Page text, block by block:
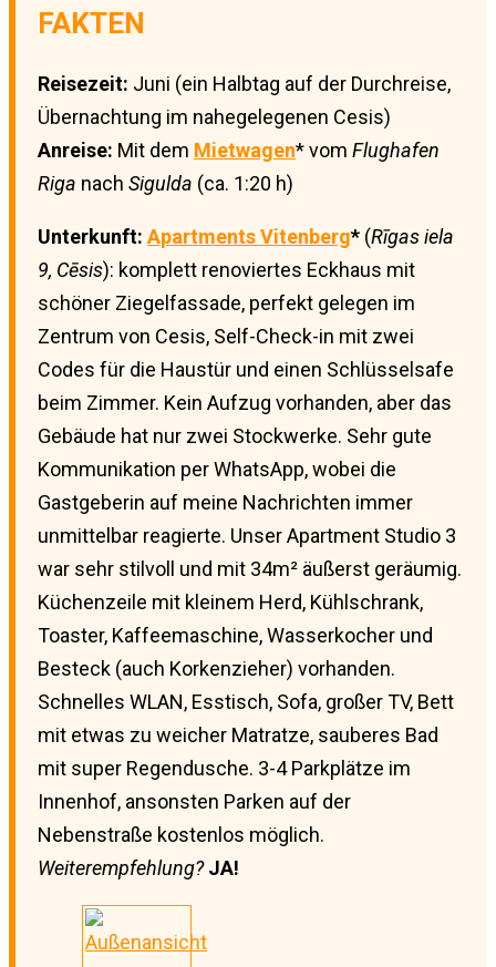
FAKTEN
Reisezeit: Juni (ein Halbtag auf der Durchreise,
Übernachtung im nahegelegenen Cesis)
Anreise: Mit dem Mietwagen* vom Flughafen
Riga nach Sigulda (ca. 1:20 h)
Unterkunft: Apartments Vitenberg* (Rīgas iela
9, Cēsis): komplett renoviertes Eckhaus mit
schöner Ziegelfassade, perfekt gelegen im
Zentrum von Cesis, Self-Check-in mit zwei
Codes für die Haustür und einen Schlüsselsafe
beim Zimmer. Kein Aufzug vorhanden, aber das
Gebäude hat nur zwei Stockwerke. Sehr gute
Kommunikation per WhatsApp, wobei die
Gastgeberin auf meine Nachrichten immer
unmittelbar reagierte. Unser Apartment Studio 3
war sehr stilvoll und mit 34m² äußerst geräumig.
Küchenzeile mit kleinem Herd, Kühlschrank,
Toaster, Kaffeemaschine, Wasserkocher und
Besteck (auch Korkenzieher) vorhanden.
Schnelles WLAN, Esstisch, Sofa, großer TV, Bett
mit etwas zu weicher Matratze, sauberes Bad
mit super Regendusche. 3-4 Parkplätze im
Innenhof, ansonsten Parken auf der
Nebenstraße kostenlos möglich.
Weiterempfehlung?JA!